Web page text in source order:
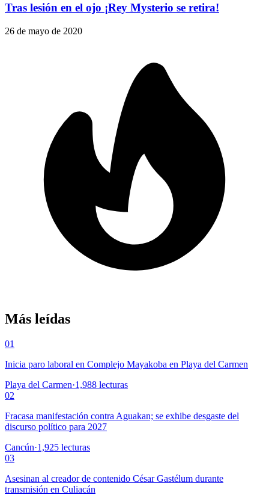
Tras lesión en el ojo ¡Rey Mysterio se retira!
26 de mayo de 2020
Más leídas
01
Inicia paro laboral en Complejo Mayakoba en Playa del Carmen
Playa del Carmen·1,988 lecturas
02
Fracasa manifestación contra Aguakan; se exhibe desgaste del
discurso político para 2027
Cancún·1,925 lecturas
03
Asesinan al creador de contenido César Gastélum durante
transmisión en Culiacán